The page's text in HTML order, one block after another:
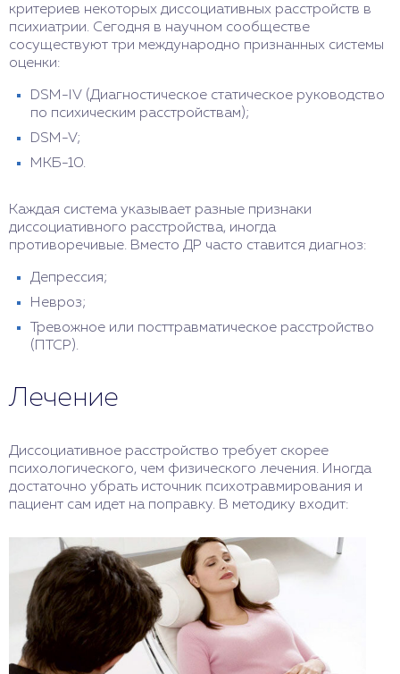
критериев некоторых диссоциативных расстройств в
психиатрии. Сегодня в научном сообществе
сосуществуют три международно признанных системы
оценки:
DSM-IV (Диагностическое статическое руководство
по психическим расстройствам);
DSM-V;
МКБ-10.
Каждая система указывает разные признаки
диссоциативного расстройства, иногда
противоречивые. Вместо ДР часто ставится диагноз:
Депрессия;
Невроз;
Тревожное или посттравматическое расстройство
(ПТСР).
Лечение
Диссоциативное расстройство требует скорее
психологического, чем физического лечения. Иногда
достаточно убрать источник психотравмирования и
пациент сам идет на поправку. В методику входит: